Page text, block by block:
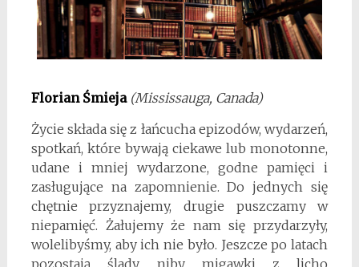
Florian Śmieja (Mississauga, Canada)
Życie składa się z łańcucha epizodów, wydarzeń,
spotkań, które bywają ciekawe lub monotonne,
udane i mniej wydarzone, godne pamięci i
zasługujące na zapomnienie. Do jednych się
chętnie przyznajemy, drugie puszczamy w
niepamięć. Żałujemy że nam się przydarzyły,
wolelibyśmy, aby ich nie było. Jeszcze po latach